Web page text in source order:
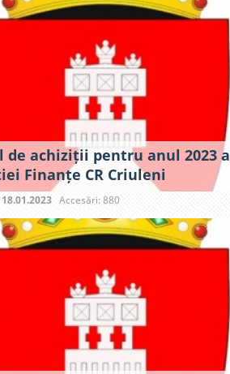
de achiziții pentru anul 2023 a
Finanțe CR Criuleni
18.01.2023 Accesări: 880